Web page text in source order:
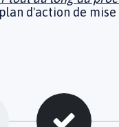
d'action de